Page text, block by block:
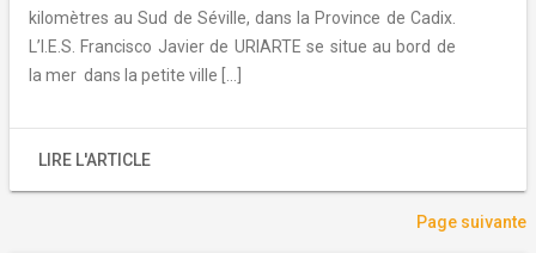
kilomètres au Sud de Séville, dans la Province de Cadix.
L’I.E.S. Francisco Javier de URIARTE se situe au bord de
la mer dans la petite ville […]
LIRE L'ARTICLE
Page suivante